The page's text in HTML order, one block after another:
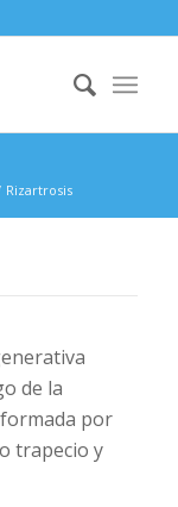
Rizartrosis
de la
por
trapecio y